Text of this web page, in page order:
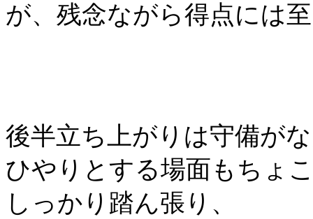
が、残念ながら得点には
後半立ち上がりは守備が
ひやりとする場面もちょ
しっかり踏ん張り、